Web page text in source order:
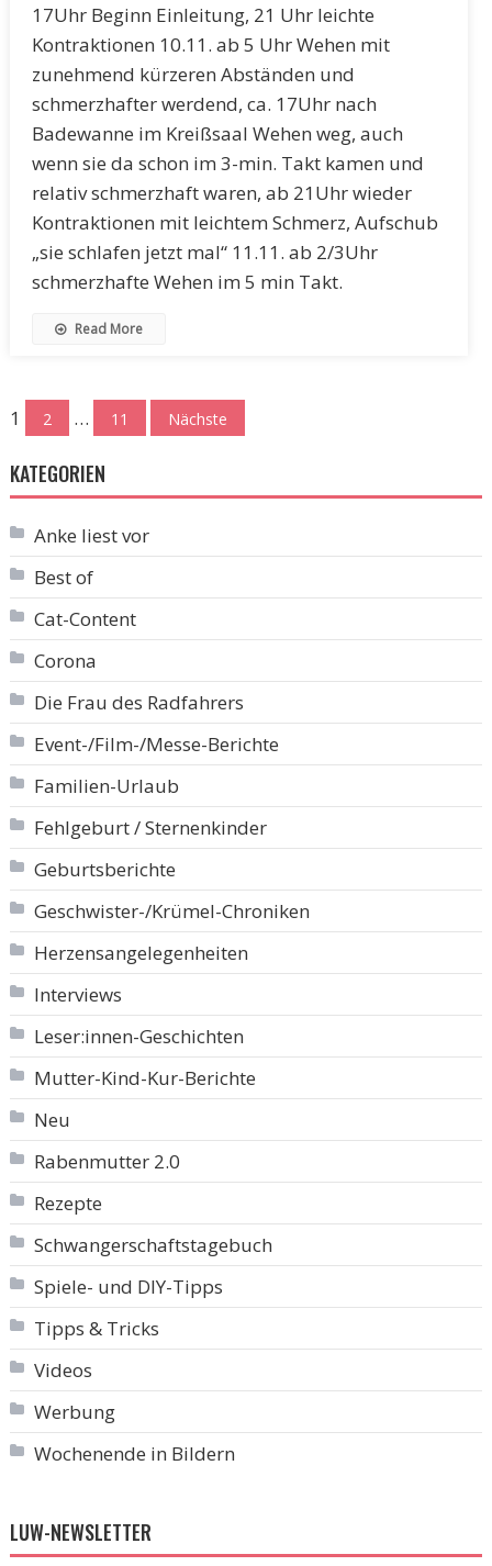
17Uhr Beginn Einleitung, 21 Uhr leichte
Kontraktionen 10.11. ab 5 Uhr Wehen mit
zunehmend kürzeren Abständen und
schmerzhafter werdend, ca. 17Uhr nach
Badewanne im Kreißsaal Wehen weg, auch
wenn sie da schon im 3-min. Takt kamen und
relativ schmerzhaft waren, ab 21Uhr wieder
Kontraktionen mit leichtem Schmerz, Aufschub
„sie schlafen jetzt mal“ 11.11. ab 2/3Uhr
schmerzhafte Wehen im 5 min Takt.
Read More
Seitennummerierung
Beiträge
1 2 … 11 Nächste
KATEGORIEN
Anke liest vor
Best of
Cat-Content
Corona
Die Frau des Radfahrers
Event-/Film-/Messe-Berichte
Familien-Urlaub
Fehlgeburt / Sternenkinder
Geburtsberichte
Geschwister-/Krümel-Chroniken
Herzensangelegenheiten
Interviews
Leser:innen-Geschichten
Mutter-Kind-Kur-Berichte
Neu
Rabenmutter 2.0
Rezepte
Schwangerschaftstagebuch
Spiele- und DIY-Tipps
Tipps & Tricks
Videos
Werbung
Wochenende in Bildern
LUW-NEWSLETTER